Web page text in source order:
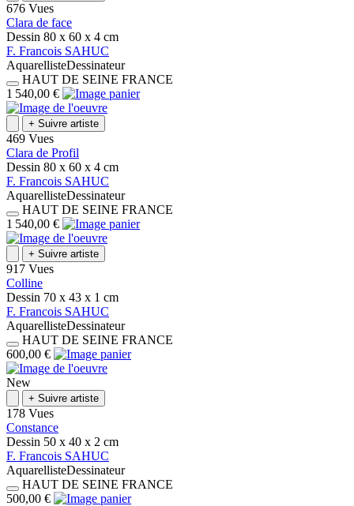
676 Vues
Clara de face
Dessin 80 x 60 x 4 cm
F. Francois SAHUC
AquarellisteDessinateur
HAUT DE SEINE FRANCE
1 540,00 €
+ Suivre artiste
469 Vues
Clara de Profil
Dessin 80 x 60 x 4 cm
F. Francois SAHUC
AquarellisteDessinateur
HAUT DE SEINE FRANCE
1 540,00 €
+ Suivre artiste
917 Vues
Colline
Dessin 70 x 43 x 1 cm
F. Francois SAHUC
AquarellisteDessinateur
HAUT DE SEINE FRANCE
600,00 €
New
+ Suivre artiste
178 Vues
Constance
Dessin 50 x 40 x 2 cm
F. Francois SAHUC
AquarellisteDessinateur
HAUT DE SEINE FRANCE
500,00 €